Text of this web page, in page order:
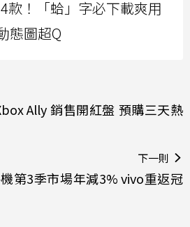
款！「蛤」字必下載爽用
態圖超Q
Ally 銷售開紅盤 預購三天熱
下一則
第3季市場年減3% vivo重返冠